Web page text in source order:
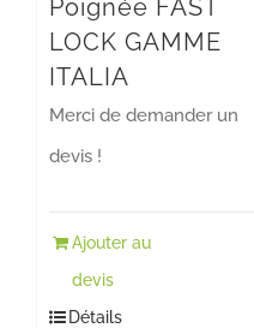
Poignée FAST
LOCK GAMME
ITALIA
Merci de demander un
devis !
Ajouter au
devis
Détails